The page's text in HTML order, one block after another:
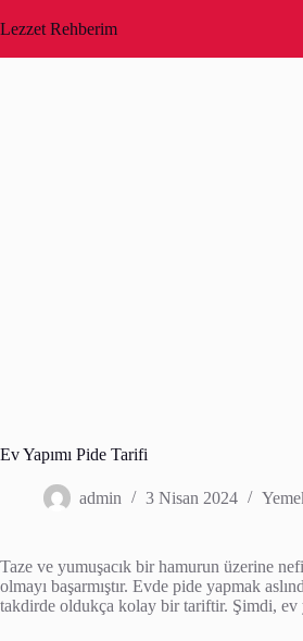
to
Lezzet Rehberim
Ev Yapımı Pide Tarifi
admin 3 Nisan 2024
Taze ve yumuşacık bir hamurun üzerine
olmayı başarmıştır. Evde pide yapmak
takdirde oldukça kolay bir tariftir. Şimdi, ev